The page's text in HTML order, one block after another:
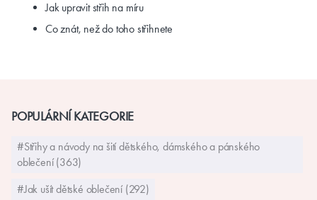
Jak upravit střih na míru
Co znát, než do toho střihnete
POPULÁRNÍ KATEGORIE
#Střihy a návody na šití dětského, dámského a pánského
oblečení (363)
#Jak ušít dětské oblečení (292)